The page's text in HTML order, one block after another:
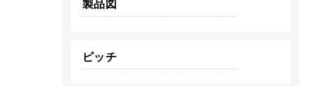
製品図
ピッチ